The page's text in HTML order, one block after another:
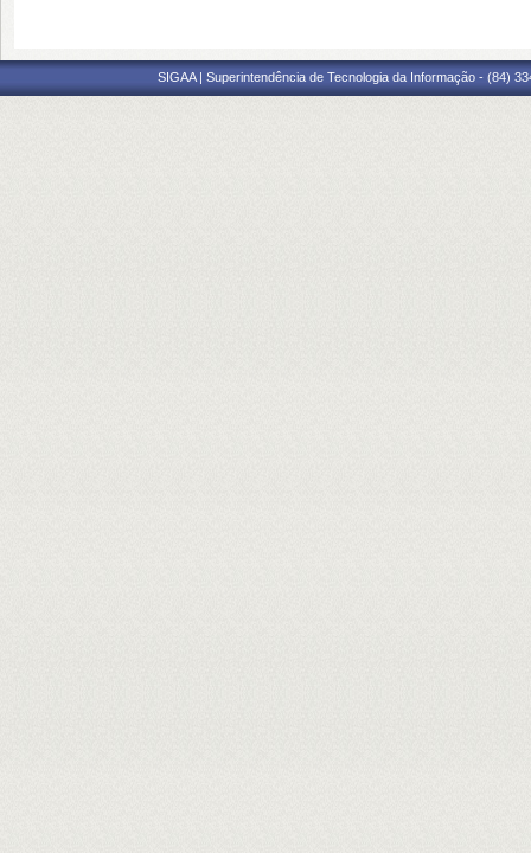
SIGAA | Superintendência de Tecnologia da Informação - (84)